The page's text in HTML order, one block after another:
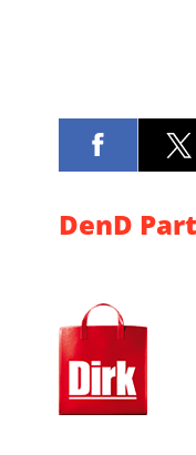
DenD